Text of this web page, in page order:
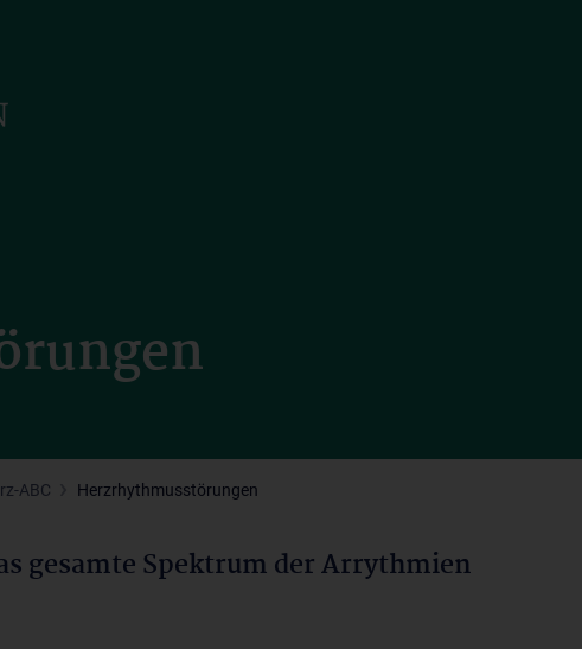
ABC Herzrhythmusstörungen
gesamte Spektrum der Arrythmien